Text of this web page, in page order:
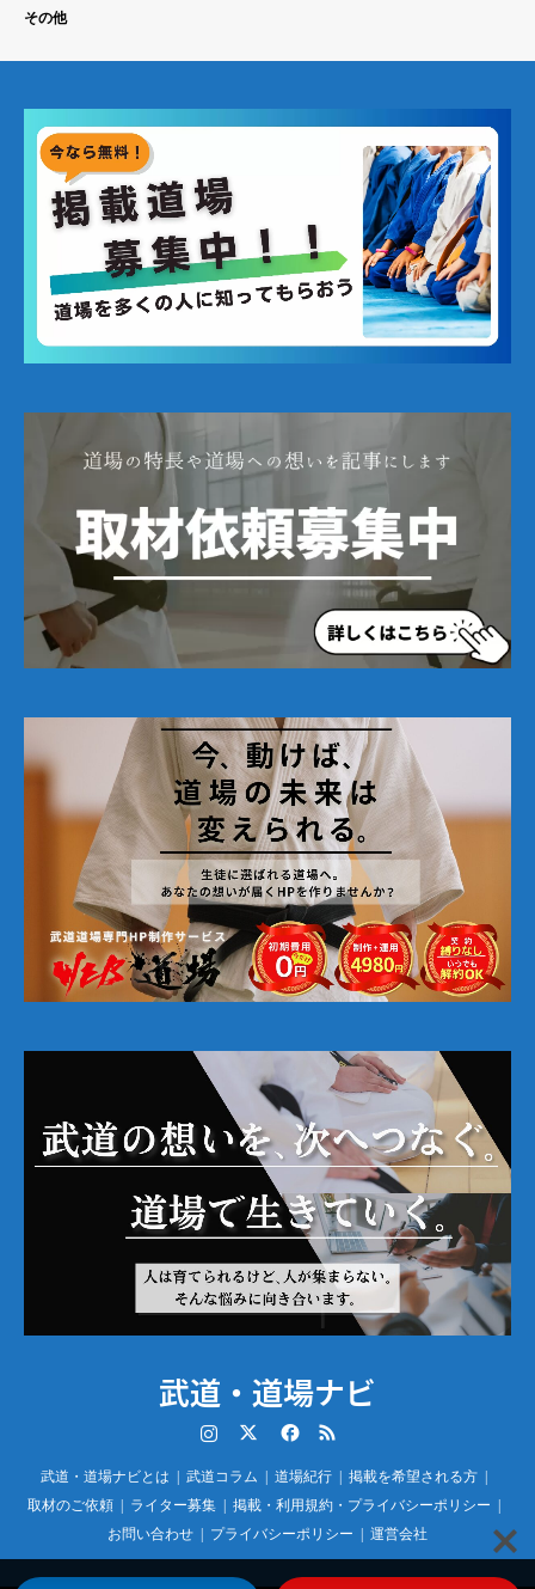
その他
武道・道場ナビ
RSS
武道・道場ナビとは 武道コラム 道場紀行
掲載を希望される方
取材のご依頼
ライター募集
掲載・利用規約・プライバシーポリシー
お問い合わせ
プライバシーポリシー 運営会社